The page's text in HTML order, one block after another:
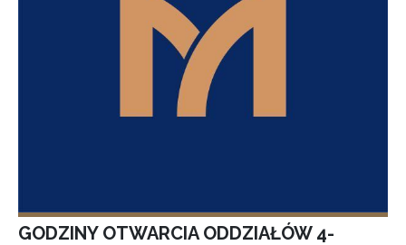
GODZINY OTWARCIA ODDZIAŁÓW 4-